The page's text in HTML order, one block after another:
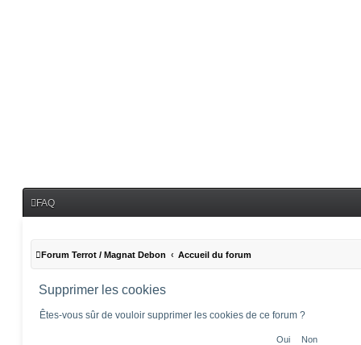
FAQ
Forum Terrot / Magnat Debon Accueil du forum
Supprimer les cookies
Êtes-vous sûr de vouloir supprimer les cookies de ce forum ?